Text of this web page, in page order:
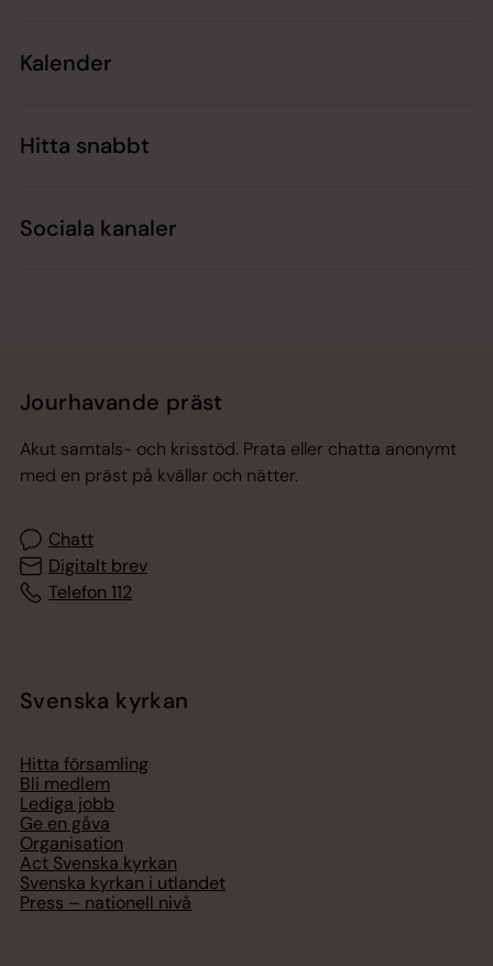
Kalender
Hitta snabbt
Sociala kanaler
Jourhavande präst
Akut samtals- och krisstöd. Prata eller chatta anonymt
med en präst på kvällar och nätter.
Chatt
Digitalt brev
Telefon 112
Svenska kyrkan
Hitta församling
Bli medlem
Lediga jobb
Ge en gåva
Organisation
Act Svenska kyrkan
Svenska kyrkan i utlandet
Press – nationell nivå